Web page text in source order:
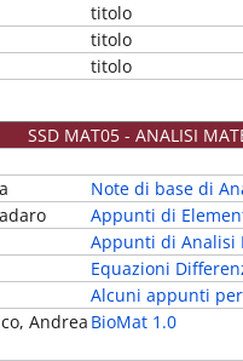
titolo
titolo
titolo
SSD MAT05 - ANALISI
Note di base di
Appunti di
Appunti di Analisi
Equazioni
Alcuni appunti
Andrea BioMat 1.0